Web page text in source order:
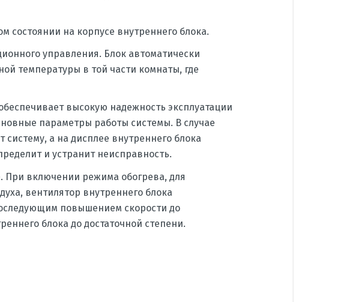
на корпусе внутреннего блока.
управления. Блок автоматически
температуры в той части комнаты, где
высокую надежность эксплуатации
параметры работы системы. В случае
а на дисплее внутреннего блока
и устранит неисправность.
При включении режима обогрева, для
вентилятор внутреннего блока
повышением скорости до
блока до достаточной степени.